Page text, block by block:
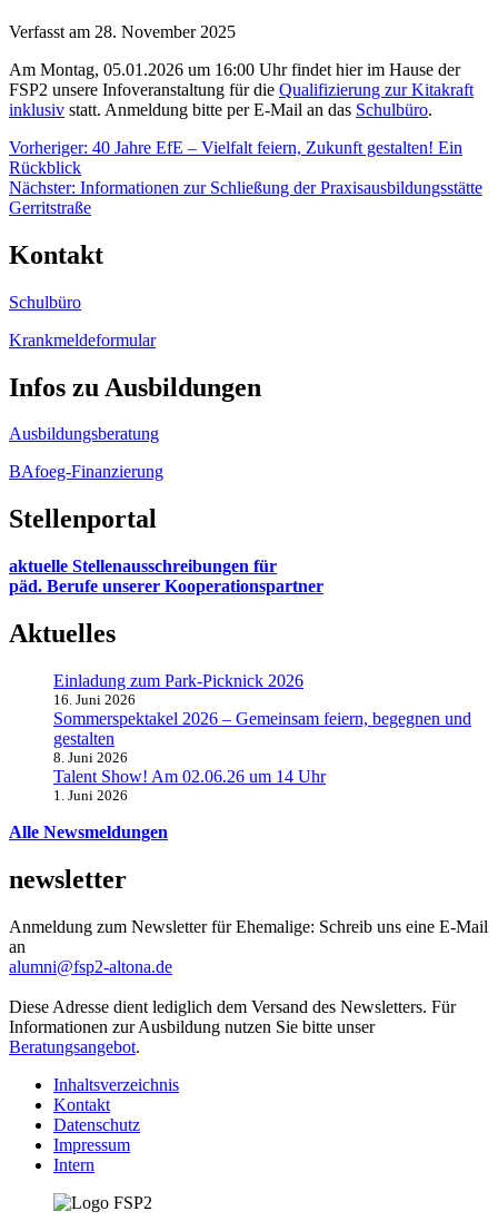
Verfasst am 28. November 2025
Am Montag, 05.01.2026 um 16:00 Uhr findet hier im Hause der
FSP2 unsere Infoveranstaltung für die Qualifizierung zur Kitakraft
inklusiv statt. Anmeldung bitte per E-Mail an das Schulbüro.
Beitragsnavigation
Vorheriger: 40 Jahre EfE – Vielfalt feiern, Zukunft gestalten! Ein
Rückblick
Nächster: Informationen zur Schließung der Praxisausbildungsstätte
Gerritstraße
Kontakt
Schulbüro
Krankmeldeformular
Infos zu Ausbildungen
Ausbildungsberatung
BAfoeg-Finanzierung
Stellenportal
aktuelle Stellenausschreibungen für
päd. Berufe unserer Kooperationspartner
Aktuelles
Einladung zum Park-Picknick 2026
16. Juni 2026
Sommerspektakel 2026 – Gemeinsam feiern, begegnen und
gestalten
8. Juni 2026
Talent Show! Am 02.06.26 um 14 Uhr
1. Juni 2026
Alle Newsmeldungen
newsletter
Anmeldung zum Newsletter für Ehemalige: Schreib uns eine E-Mail
an
alumni@fsp2-altona.de
Diese Adresse dient lediglich dem Versand des Newsletters. Für
Informationen zur Ausbildung nutzen Sie bitte unser
Beratungsangebot.
Inhaltsverzeichnis
Kontakt
Datenschutz
Impressum
Intern